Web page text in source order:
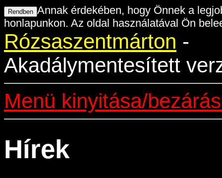
Annak érdekében, hogy Önnek a
honlapunkon. Az oldal használatával Ön
Rózsaszentmárton -
Akadálymentesített
Menü kinyitása/
Hírek